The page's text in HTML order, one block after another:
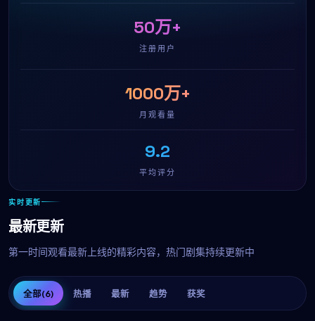
50万+
注册用户
1000万+
月观看量
9.2
平均评分
实时更新
最新更新
第一时间观看最新上线的精彩内容，热门剧集持续更新中
全部(6) 热播 最新 趋势 获奖